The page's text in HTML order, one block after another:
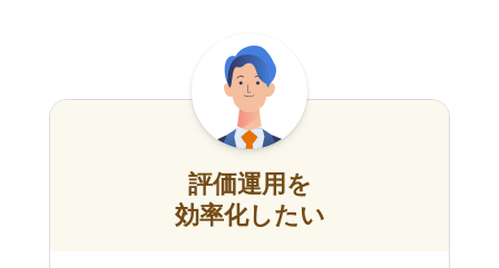
評価運用を
効率化したい